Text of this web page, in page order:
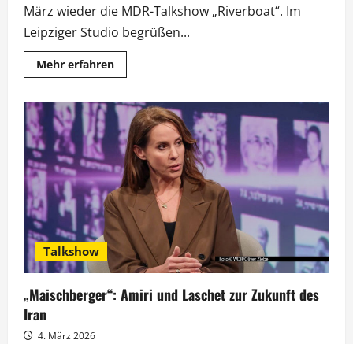
März wieder die MDR-Talkshow „Riverboat“. Im
Leipziger Studio begrüßen...
Mehr erfahrenMehr
Informationen
Rhea
Harder-
Vennewald
feiert
Geburtstag
und
Serienjubiläum
Talkshow
„Maischberger“: Amiri und Laschet zur Zukunft des
Iran
4. März 2026